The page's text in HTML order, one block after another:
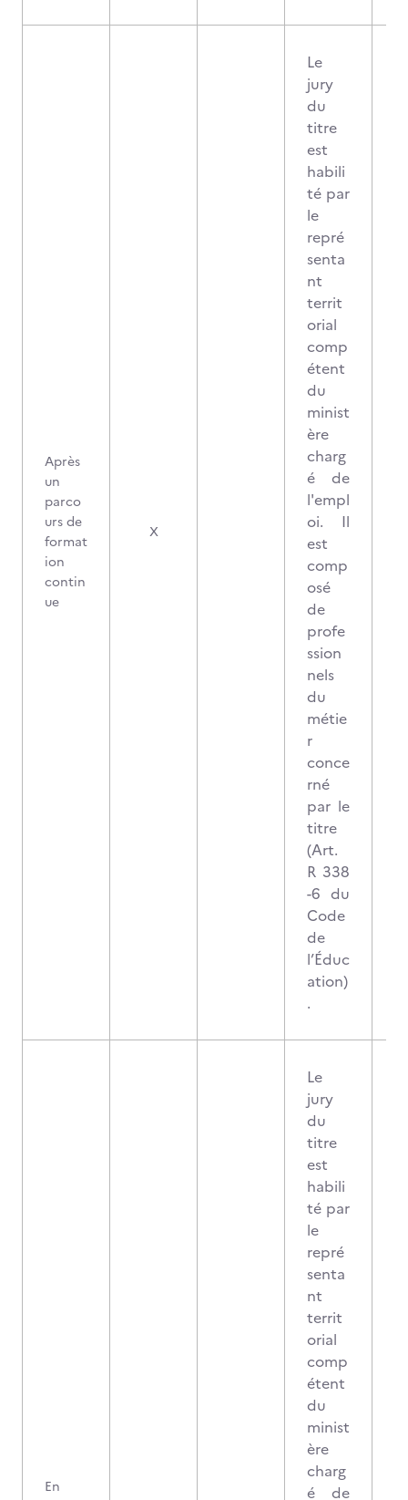
Après
un
parco
urs de
format
ion
contin
ue
X
Le
jury
du
titre
est
habili
té par
le
repré
senta
nt
territ
orial
comp
étent
du
minist
ère
charg
é de
l'empl
oi. Il
est
comp
osé
de
profe
ssion
nels
du
métie
r
conce
rné
par le
titre
(Art.
R 338
-6 du
Code
de
l’Éduc
ation)
.
En
Le
jury
du
titre
est
habili
té par
le
repré
senta
nt
territ
orial
comp
étent
du
minist
ère
charg
é de